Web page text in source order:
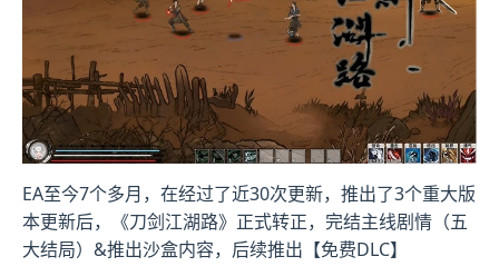
EA至今7个多月，在经过了近30次更新，推出了3个重大版
本更新后，《刀剑江湖路》正式转正，完结主线剧情（五
大结局）&推出沙盒内容，后续推出【免费DLC】